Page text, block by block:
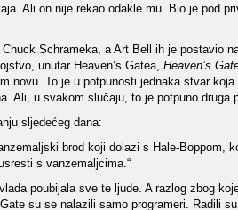
Ali on nije rekao odakle mu. Bio je pod
Schrameka, a Art Bell ih je postavio
unutar Heaven’s Gatea, Heaven’s
novu. To je u potpunosti jednaka stvar
Ali, u svakom slučaju, to je potpuno druga
sljedećeg dana:
brod koji dolazi s Hale-Boppom,
s vanzemaljcima.“
poubijala sve te ljude. A razlog zbog
su se nalazili samo programeri. Radili